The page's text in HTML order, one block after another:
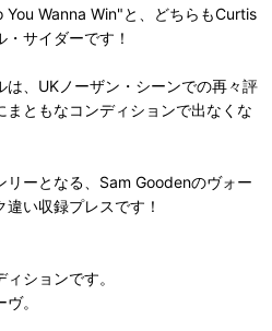
You Wanna Win"と、どちらもCurtis
サイダーです！
は、UKノーザン・シーンでの再々評
ともなコンディションで出なくな
リーとなる、Sam Goodenのヴォー
い収録プレスです！
ションです。
。